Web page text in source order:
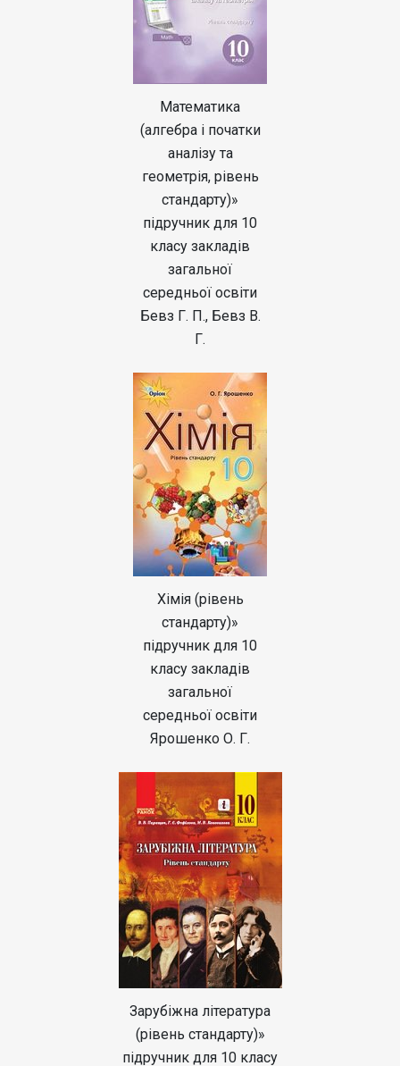
Математика
(алгебра і початки
аналізу та
геометрія, рівень
стандарту)»
підручник для 10
класу закладів
загальної
середньої освіти
Бевз Г. П., Бевз В.
Г.
Хімія (рівень
стандарту)»
підручник для 10
класу закладів
загальної
середньої освіти
Ярошенко О. Г.
Зарубіжна література
(рівень стандарту)»
підручник для 10 класу